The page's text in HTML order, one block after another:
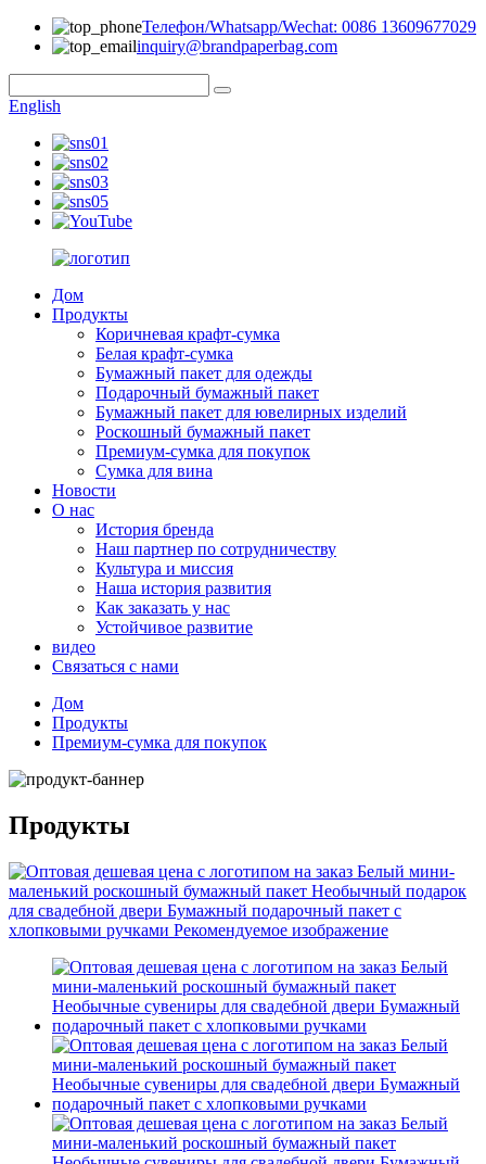
Телефон/Whatsapp/Wechat: 0086 13609677029
inquiry@brandpaperbag.com
English
Дом
Продукты
Коричневая крафт-сумка
Белая крафт-сумка
Бумажный пакет для одежды
Подарочный бумажный пакет
Бумажный пакет для ювелирных изделий
Роскошный бумажный пакет
Премиум-сумка для покупок
Сумка для вина
Новости
О нас
История бренда
Наш партнер по сотрудничеству
Культура и миссия
Наша история развития
Как заказать у нас
Устойчивое развитие
видео
Связаться с нами
Дом
Продукты
Премиум-сумка для покупок
Продукты